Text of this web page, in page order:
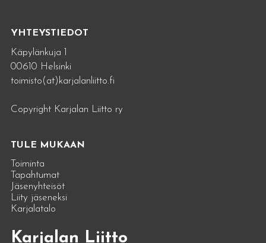
YHTEYSTIEDOT
Käpylänkuja 1
00610 Helsinki
toimisto(at)karjalanliitto.fi
Copyright Karjalan Liitto ry
TULE MUKAAN
Toiminta
Tapahtumat
Jäsenyhteisöt
Liity jäseneksi
Karjalatalo
Karjalan Liitto